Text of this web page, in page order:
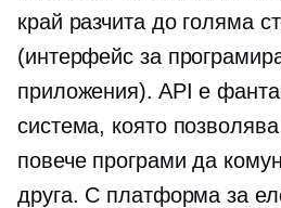
край разчита до голяма
(интерфейс за
приложения). API е
система, която
повече програми да
друга. С платформа за